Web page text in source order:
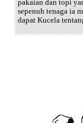
pakaian dan topi
sepenuh tenaga ia
dapat Kucela